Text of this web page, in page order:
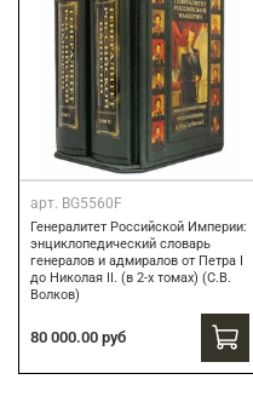
арт. BG5560F
Генералитет Российской Империи:
энциклопедический словарь
генералов и адмиралов от Петра I
до Николая II. (в 2-х томах) (С.В.
Волков)
80 000.00 руб